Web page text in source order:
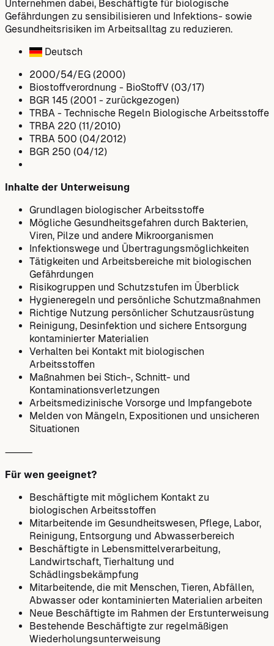
Unternehmen dabei, Beschäftigte für biologische
Gefährdungen zu sensibilisieren und Infektions- sowie
Gesundheitsrisiken im Arbeitsalltag zu reduzieren.
Deutsch
2000/54/EG (2000)
Biostoffverordnung - BioStoffV (03/17)
BGR 145 (2001 - zurückgezogen)
TRBA - Technische Regeln Biologische Arbeitsstoffe
TRBA 220 (11/2010)
TRBA 500 (04/2012)
BGR 250 (04/12)
Inhalte der Unterweisung
Grundlagen biologischer Arbeitsstoffe
Mögliche Gesundheitsgefahren durch Bakterien,
Viren, Pilze und andere Mikroorganismen
Infektionswege und Übertragungsmöglichkeiten
Tätigkeiten und Arbeitsbereiche mit biologischen
Gefährdungen
Risikogruppen und Schutzstufen im Überblick
Hygieneregeln und persönliche Schutzmaßnahmen
Richtige Nutzung persönlicher Schutzausrüstung
Reinigung, Desinfektion und sichere Entsorgung
kontaminierter Materialien
Verhalten bei Kontakt mit biologischen
Arbeitsstoffen
Maßnahmen bei Stich-, Schnitt- und
Kontaminationsverletzungen
Arbeitsmedizinische Vorsorge und Impfangebote
Melden von Mängeln, Expositionen und unsicheren
Situationen
⸻
Für wen geeignet?
Beschäftigte mit möglichem Kontakt zu
biologischen Arbeitsstoffen
Mitarbeitende im Gesundheitswesen, Pflege, Labor,
Reinigung, Entsorgung und Abwasserbereich
Beschäftigte in Lebensmittelverarbeitung,
Landwirtschaft, Tierhaltung und
Schädlingsbekämpfung
Mitarbeitende, die mit Menschen, Tieren, Abfällen,
Abwasser oder kontaminierten Materialien arbeiten
Neue Beschäftigte im Rahmen der Erstunterweisung
Bestehende Beschäftigte zur regelmäßigen
Wiederholungsunterweisung